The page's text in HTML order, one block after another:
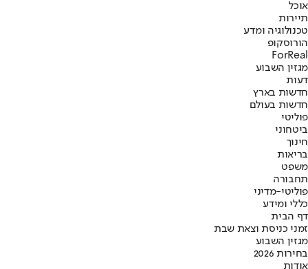
אוכל
תיירות
טכנולוגיה ומדע
הורוסקופ
ForReal
מגזין השבוע
דעות
חדשות בארץ
חדשות בעולם
פוליטי
ביטחוני
חינוך
בריאות
משפט
תחבורה
פוליטי-מדיני
כללי ומידע
דף הבית
זמני כניסת וצאת שבת
מגזין השבוע
בחירות 2026
אודות